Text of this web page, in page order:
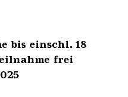
bis einschl. 18
frei